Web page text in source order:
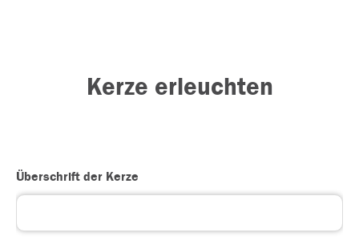
Kerze erleuchten
Überschrift der Kerze